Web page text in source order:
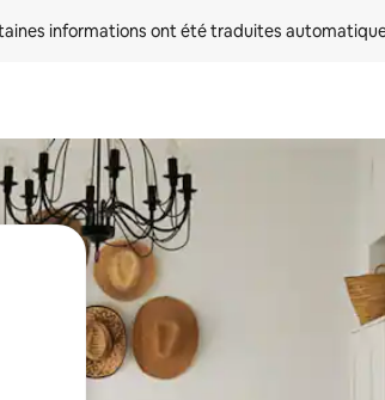
informations ont été traduites